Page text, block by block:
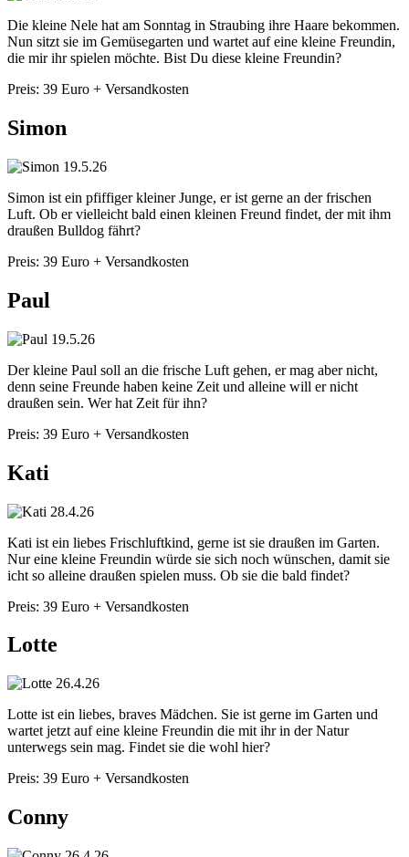
Die kleine Nele hat am Sonntag in Straubing ihre Haare bekommen.
Nun sitzt sie im Gemüsegarten und wartet auf eine kleine Freundin,
die mir ihr spielen möchte. Bist Du diese kleine Freundin?
Preis: 39 Euro + Versandkosten
Simon
Simon ist ein pfiffiger kleiner Junge, er ist gerne an der frischen
Luft. Ob er vielleicht bald einen kleinen Freund findet, der mit ihm
draußen Bulldog fährt?
Preis: 39 Euro + Versandkosten
Paul
Der kleine Paul soll an die frische Luft gehen, er mag aber nicht,
denn seine Freunde haben keine Zeit und alleine will er nicht
draußen sein. Wer hat Zeit für ihn?
Preis: 39 Euro + Versandkosten
Kati
Kati ist ein liebes Frischluftkind, gerne ist sie draußen im Garten.
Nur eine kleine Freundin würde sie sich noch wünschen, damit sie
icht so alleine draußen spielen muss. Ob sie die bald findet?
Preis: 39 Euro + Versandkosten
Lotte
Lotte ist ein liebes, braves Mädchen. Sie ist gerne im Garten und
wartet jetzt auf eine kleine Freundin die mit ihr in der Natur
unterwegs sein mag. Findet sie die wohl hier?
Preis: 39 Euro + Versandkosten
Conny